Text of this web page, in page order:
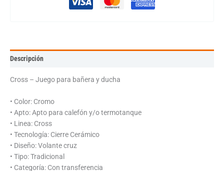
Descripción
Cross – Juego para bañera y ducha
• Color: Cromo
• Apto: Apto para calefón y/o termotanque
• Linea: Cross
• Tecnología: Cierre Cerámico
• Diseño: Volante cruz
• Tipo: Tradicional
• Categoría: Con transferencia